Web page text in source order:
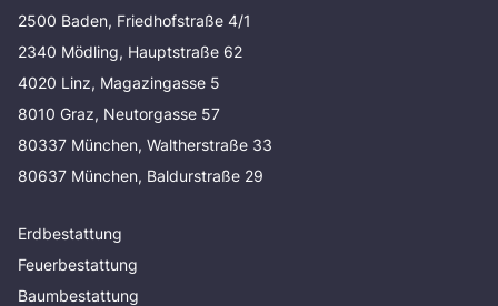
2500 Baden, Friedhofstraße 4/1
2340 Mödling, Hauptstraße 62
4020 Linz, Magazingasse 5
8010 Graz, Neutorgasse 57
80337 München, Waltherstraße 33
80637 München, Baldurstraße 29
Erdbestattung
Feuerbestattung
Baumbestattung